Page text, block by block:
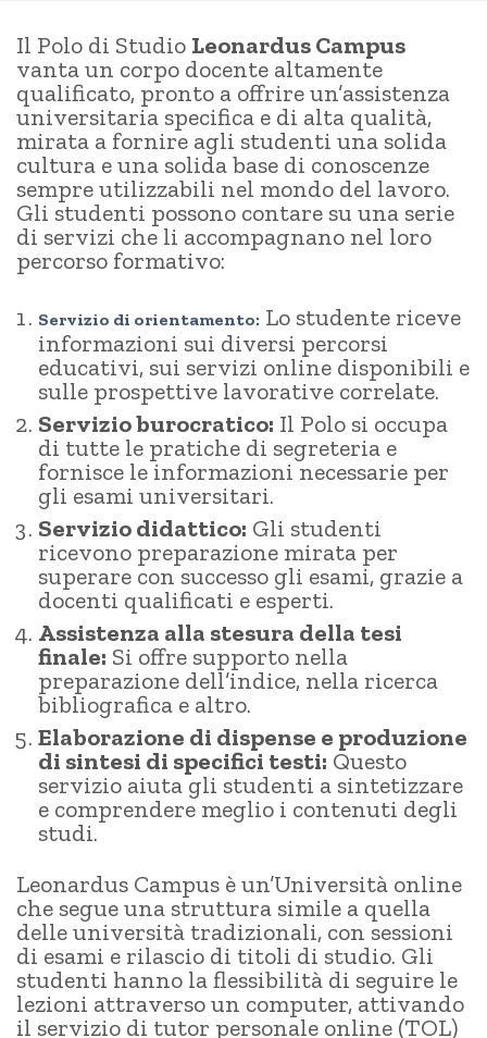
Il Polo di Studio Leonardus Campus
vanta un corpo docente altamente
qualificato, pronto a offrire un’assistenza
universitaria specifica e di alta qualità,
mirata a fornire agli studenti una solida
cultura e una solida base di conoscenze
sempre utilizzabili nel mondo del lavoro.
Gli studenti possono contare su una serie
di servizi che li accompagnano nel loro
percorso formativo:
Servizio di orientamento: Lo studente riceve
informazioni sui diversi percorsi
educativi, sui servizi online disponibili e
sulle prospettive lavorative correlate.
Servizio burocratico: Il Polo si occupa
di tutte le pratiche di segreteria e
fornisce le informazioni necessarie per
gli esami universitari.
Servizio didattico: Gli studenti
ricevono preparazione mirata per
superare con successo gli esami, grazie a
docenti qualificati e esperti.
Assistenza alla stesura della tesi
finale: Si offre supporto nella
preparazione dell’indice, nella ricerca
bibliografica e altro.
Elaborazione di dispense e produzione
di sintesi di specifici testi: Questo
servizio aiuta gli studenti a sintetizzare
e comprendere meglio i contenuti degli
studi.
Leonardus Campus è un’Università online
che segue una struttura simile a quella
delle università tradizionali, con sessioni
di esami e rilascio di titoli di studio. Gli
studenti hanno la flessibilità di seguire le
lezioni attraverso un computer, attivando
il servizio di tutor personale online (TOL)